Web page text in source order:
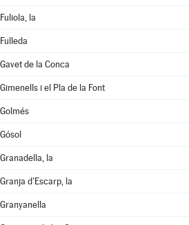
Fuliola, la
Fulleda
Gavet de la Conca
Gimenells i el Pla de la Font
Golmés
Gósol
Granadella, la
Granja d'Escarp, la
Granyanella